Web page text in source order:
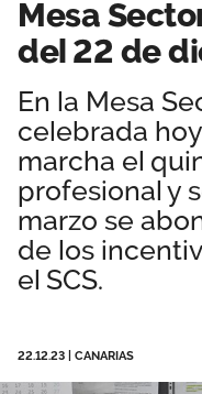
Estructura
Secciones
Servicios
Ventajas
Actualidad
Sala de prensa
Noticias
Espacio
Empleo
Publicaciones
Contáctanos
Mesa
del 22 de
En la Mesa
celebrada
marcha el
profesional y
marzo se
de los
el SCS.
22.12.23 CANARIAS